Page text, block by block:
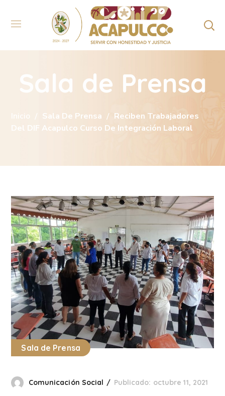
Sala de Prensa
Inicio Sala De Prensa
Reciben Trabajadores
Del DIF Acapulco Curso De Integración Laboral
Sala de Prensa
Comunicación Social Publicado: octubre 11, 2021